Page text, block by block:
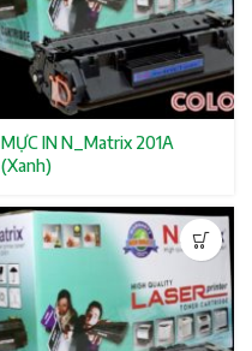
MỰC IN N_Matrix 201A
(Xanh)